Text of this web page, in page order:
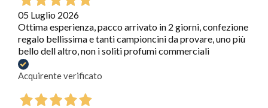
05 Luglio 2026
Ottima esperienza, pacco arrivato in 2 giorni, confezione
regalo bellissima e tanti campioncini da provare, uno più
bello dell altro, non i soliti profumi commerciali
Acquirente verificato